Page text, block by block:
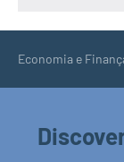
Economia e